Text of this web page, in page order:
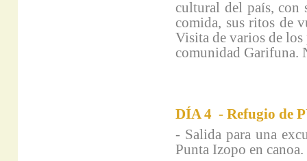
cultural del país, con
comida, sus ritos de
Visita de varios de los
comunidad Garifuna.
DÍA 4 - Refugio de
- Salida para una
Punta Izopo en canoa.